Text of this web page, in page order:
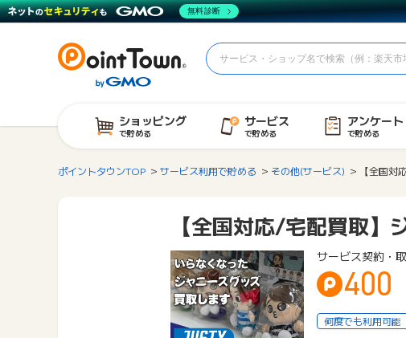
ショッピング
で貯める
サービス
で貯める
アンケート
で貯める
ポイントタウンTOP サービス利用で貯める その他(サービス) 【全国対
【全国対応/宅配買取】
サービス契約・
400
何度でも利用可能
無料診断